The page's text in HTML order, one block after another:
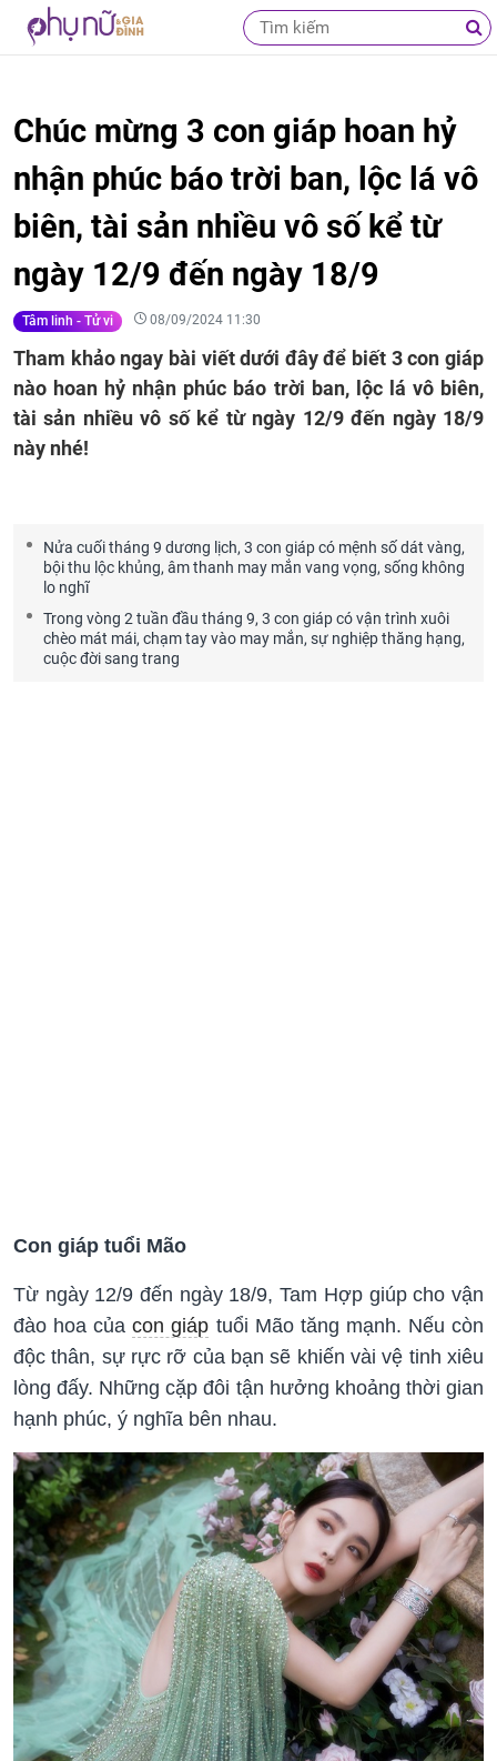
Chúc mừng 3 con giáp hoan hỷ
nhận phúc báo trời ban, lộc lá vô
biên, tài sản nhiều vô số kể từ
ngày 12/9 đến ngày 18/9
Tâm linh - Tử vi 08/09/2024 11:30
Tham khảo ngay bài viết dưới đây để biết 3 con giáp
nào hoan hỷ nhận phúc báo trời ban, lộc lá vô biên,
tài sản nhiều vô số kể từ ngày 12/9 đến ngày 18/9
này nhé!
Nửa cuối tháng 9 dương lịch, 3 con giáp có mệnh số dát vàng,
bội thu lộc khủng, âm thanh may mắn vang vọng, sống không
lo nghĩ
Trong vòng 2 tuần đầu tháng 9, 3 con giáp có vận trình xuôi
chèo mát mái, chạm tay vào may mắn, sự nghiệp thăng hạng,
cuộc đời sang trang
Con giáp tuổi Mão
Từ ngày 12/9 đến ngày 18/9, Tam Hợp giúp cho vận
đào hoa củacon giáp tuổi Mão tăng mạnh. Nếu còn
độc thân, sự rực rỡ của bạn sẽ khiến vài vệ tinh xiêu
lòng đấy. Những cặp đôi tận hưởng khoảng thời gian
hạnh phúc, ý nghĩa bên nhau.